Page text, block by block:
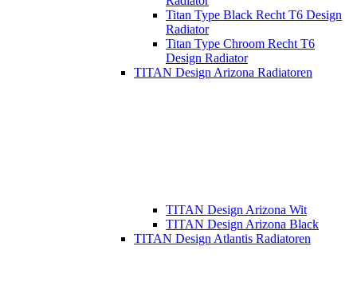
Titan Type Black Recht T6 Design
Radiator
Titan Type Chroom Recht T6
Design Radiator
TITAN Design Arizona Radiatoren
TITAN Design Arizona Wit
TITAN Design Arizona Black
TITAN Design Atlantis Radiatoren